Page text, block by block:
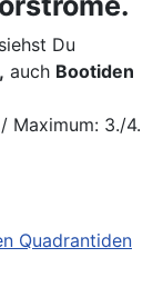
Du
auch Bootiden
Maximum: 3./4.